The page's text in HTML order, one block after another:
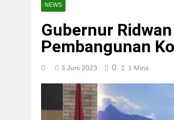
NEWS
Gubernur
Pembangunan
3 Juni 2023 0 1 Mins